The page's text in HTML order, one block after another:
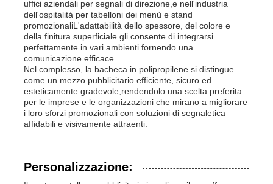
uffici aziendali per segnali di direzione,e nell'industria
dell'ospitalità per tabelloni dei menù e stand
promozionaliL'adattabilità dello spessore, del colore e
della finitura superficiale gli consente di integrarsi
perfettamente in vari ambienti fornendo una
comunicazione efficace.
Nel complesso, la bacheca in polipropilene si distingue
come un mezzo pubblicitario efficiente, sicuro ed
esteticamente gradevole,rendendolo una scelta preferita
per le imprese e le organizzazioni che mirano a migliorare
i loro sforzi promozionali con soluzioni di segnaletica
affidabili e visivamente attraenti.
Personalizzazione: